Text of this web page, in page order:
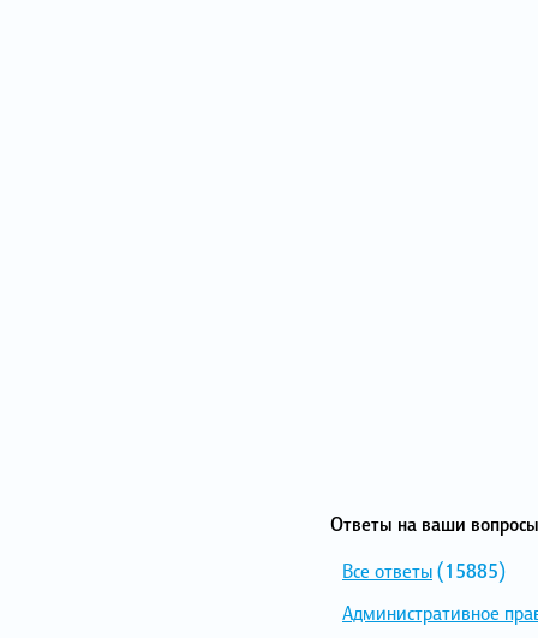
Ответы на ваши
Все ответы(15885)
Административное